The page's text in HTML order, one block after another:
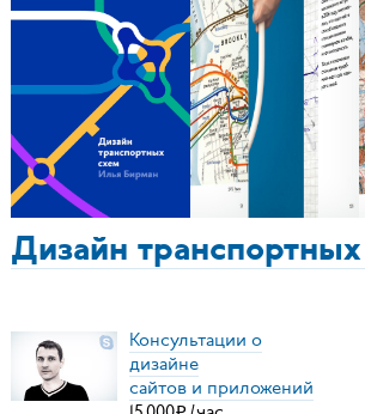
Дизайн
Консультации о
дизайне
сайтов и приложений